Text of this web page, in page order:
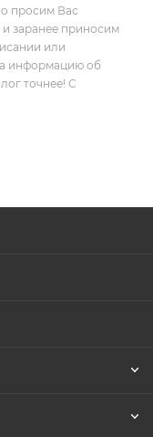
просим Вас
заранее приносим
или
информацию об
точнее! С